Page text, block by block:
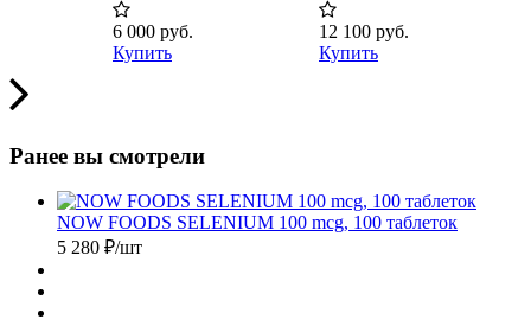
6 000 руб.
Купить
12 100 руб.
Купить
Ранее вы смотрели
NOW FOODS SELENIUM 100 mcg, 100 таблеток
5 280 ₽/шт